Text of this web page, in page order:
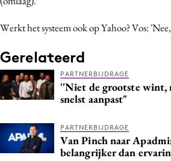
Werkt het systeem ook op Yahoo? Vos:
Gerelateerd
PARTNERBIJDRAGE
''Niet de grootste wint,
snelst aanpast"
PARTNERBIJDRAGE
Van Pinch naar
belangrijker dan